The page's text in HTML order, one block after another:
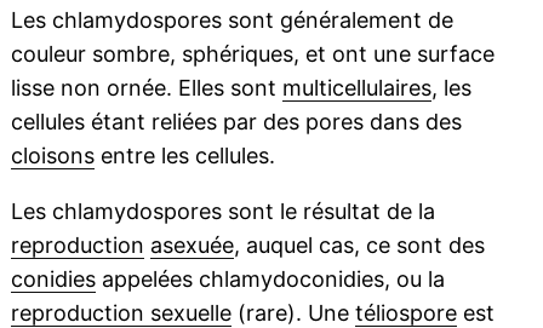
Les chlamydospores sont généralement de
couleur sombre, sphériques, et ont une surface
lisse non ornée. Elles sont multicellulaires, les
cellules étant reliées par des pores dans des
cloisonsentre les cellules.
Les chlamydospores sont le résultat de la
reproduction asexuée, auquel cas, ce sont des
conidiesappelées chlamydoconidies, ou la
reproduction sexuelle(rare). Une téliosporeest